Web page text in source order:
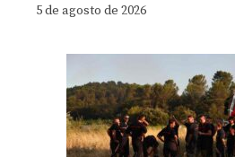
5 de agosto de 2026